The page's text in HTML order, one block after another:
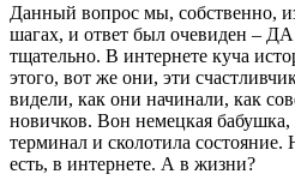
Данный вопрос мы, собственно,
шагах, и ответ был очевиден –
тщательно. В интернете куча
этого, вот же они, эти
видели, как они начинали, как
новичков. Вон немецкая бабушка,
терминал и сколотила
есть, в интернете. А в жизни?